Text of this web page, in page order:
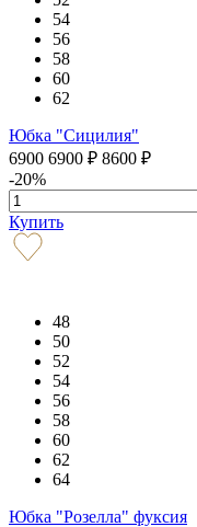
54
56
58
60
62
Юбка "Сицилия"
6900 6900 ₽ 8600 ₽
-20%
Купить
48
50
52
54
56
58
60
62
64
Юбка "Розелла" фуксия